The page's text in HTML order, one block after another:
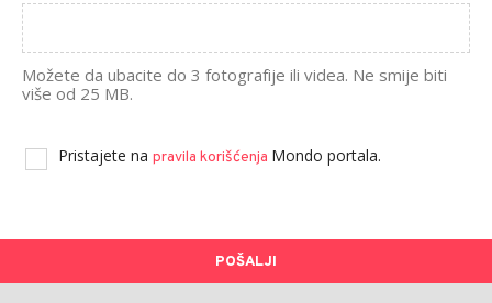
Možete da ubacite do 3 fotografije ili videa. Ne smije biti
više od 25 MB.
Pristajete na pravila korišćenja Mondo portala.
POŠALJI